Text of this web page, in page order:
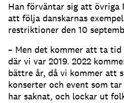
Han förväntar sig att övriga
att följa danskarnas
restriktioner den 10
– Men det kommer att ta
där vi var 2019. 2022
bättre år, då vi kommer att
konserter och event som
har saknat, och lockar ut